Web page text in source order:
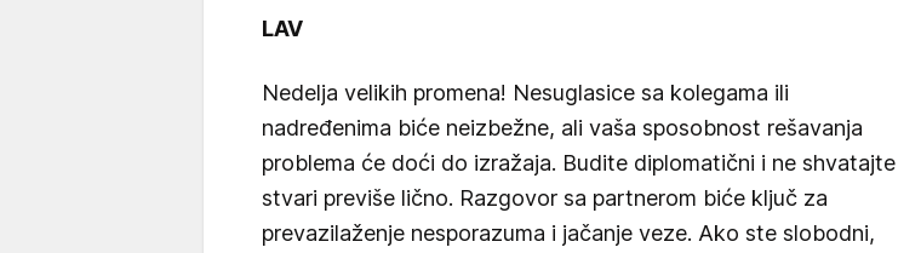
LAV
Nedelja velikih promena! Nesuglasice sa kolegama ili
nadređenima biće neizbežne, ali vaša sposobnost rešavanja
problema će doći do izražaja. Budite diplomatični i ne shvatajte
stvari previše lično. Razgovor sa partnerom biće ključ za
prevazilaženje nesporazuma i jačanje veze. Ako ste slobodni,